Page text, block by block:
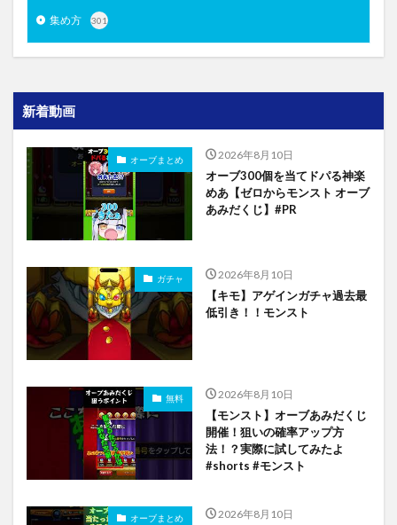
集め方 301
新着動画
オーブまとめ 2026年8月10日
オーブ300個を当てドパる神楽
めあ【ゼロからモンスト オーブ
あみだくじ】#PR
ガチャ 2026年8月10日
【キモ】アゲインガチャ過去最
低引き！！モンスト
無料 2026年8月10日
【モンスト】オーブあみだくじ
開催！狙いの確率アップ方
法！？実際に試してみたよ
#shorts #モンスト
オーブまとめ 2026年8月10日